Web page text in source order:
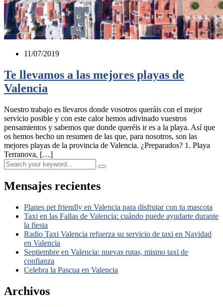
11/07/2019
Te llevamos a las mejores playas de
Valencia
Nuestro trabajo es llevaros donde vosotros queráis con el mejor
servicio posible y con este calor hemos adivinado vuestros
pensamientos y sabemos que donde queréis ir es a la playa. Así que
os hemos hecho un resumen de las que, para nosotros, son las
mejores playas de la provincia de Valencia. ¿Preparados? 1. Playa
Terranova, […]
Mensajes recientes
Planes pet friendly en Valencia para disfrutar con tu mascota
Taxi en las Fallas de Valencia: cuándo puede ayudarte durante
la fiesta
Radio Taxi Valencia refuerza su servicio de taxi en Navidad
en Valencia
Septiembre en Valencia: nuevas rutas, mismo taxi de
confianza
Celebra la Pascua en Valencia
Archivos